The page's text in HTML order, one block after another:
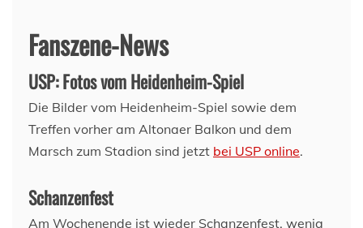
Fanszene-News
USP: Fotos vom Heidenheim-Spiel
Die Bilder vom Heidenheim-Spiel sowie dem
Treffen vorher am Altonaer Balkon und dem
Marsch zum Stadion sind jetzt bei USP online.
Schanzenfest
Am Wochenende ist wieder Schanzenfest, wenig